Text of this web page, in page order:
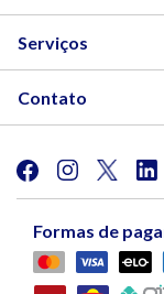
Serviços
Contato
Formas de